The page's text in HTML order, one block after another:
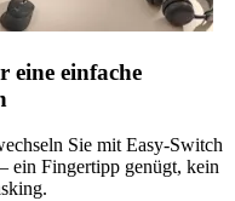
eine einfache
Sie mit Easy-Switch
ein Fingertipp genügt, kein